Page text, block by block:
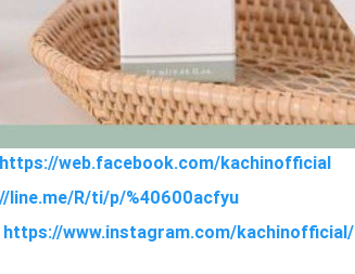
web.facebook.com/kachinofficial
line.me/R/ti/p/%40600acfyu
https://www.instagram.com/kachinofficial/